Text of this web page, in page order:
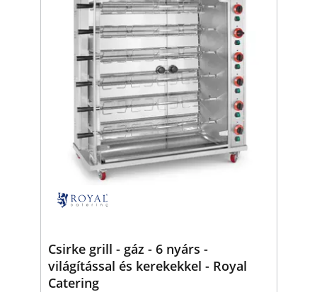
Csirke grill - gáz - 6 nyárs -
világítással és kerekekkel - Royal
Catering